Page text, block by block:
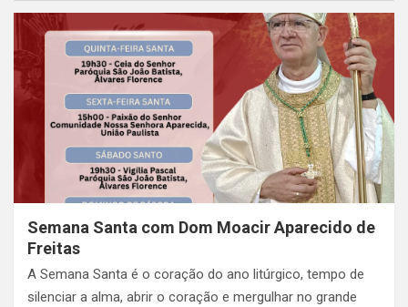
at
s
A
p
p
ce
b
o
o
k
ke
dI
n
ar
e
Semana Santa com Dom Moacir Aparecido de
Freitas
A Semana Santa é o coração do ano litúrgico, tempo de
silenciar a alma, abrir o coração e mergulhar no grande